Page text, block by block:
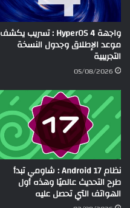
واجهة HyperOS 4 : تسريب يكشف
موعد الإطلاق وجدول النسخة
التجريبية
05/08/2026
نظام Android 17 : شاومي تبدأ
طرح التحديث عالميًا وهذه أول
الهواتف التي تحصل عليه